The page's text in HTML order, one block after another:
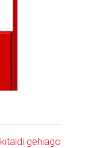
gehiago